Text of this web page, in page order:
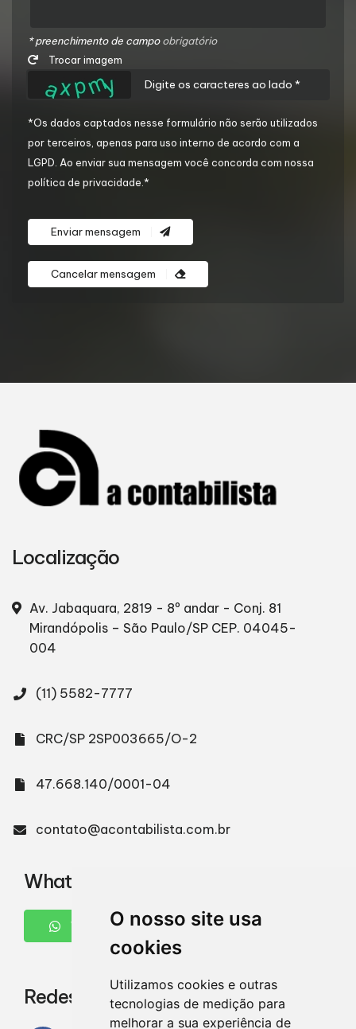
O nosso site usa
cookies
Utilizamos cookies e outras
tecnologias de medição para
melhorar a sua experiência de
* preenchimento de campoobrigatório
Trocar imagem
*Os dados captados nesse formulário não serão utilizados
por terceiros, apenas para uso interno de acordo com a
LGPD . Ao enviar sua mensagem você concorda com nossa
política de privacidade.*
Enviar mensagem
Cancelar mensagem
Localização
Av. Jabaquara, 2819 - 8º andar - Conj. 81
Mirandópolis – São Paulo/SP CEP. 04045-
004
(11) 5582-7777
CRC/SP 2SP003665/O-2
47.668.140/0001-04
contato@acontabilista.com.br
WhatsApp
WHATSAPP
Redes Sociais